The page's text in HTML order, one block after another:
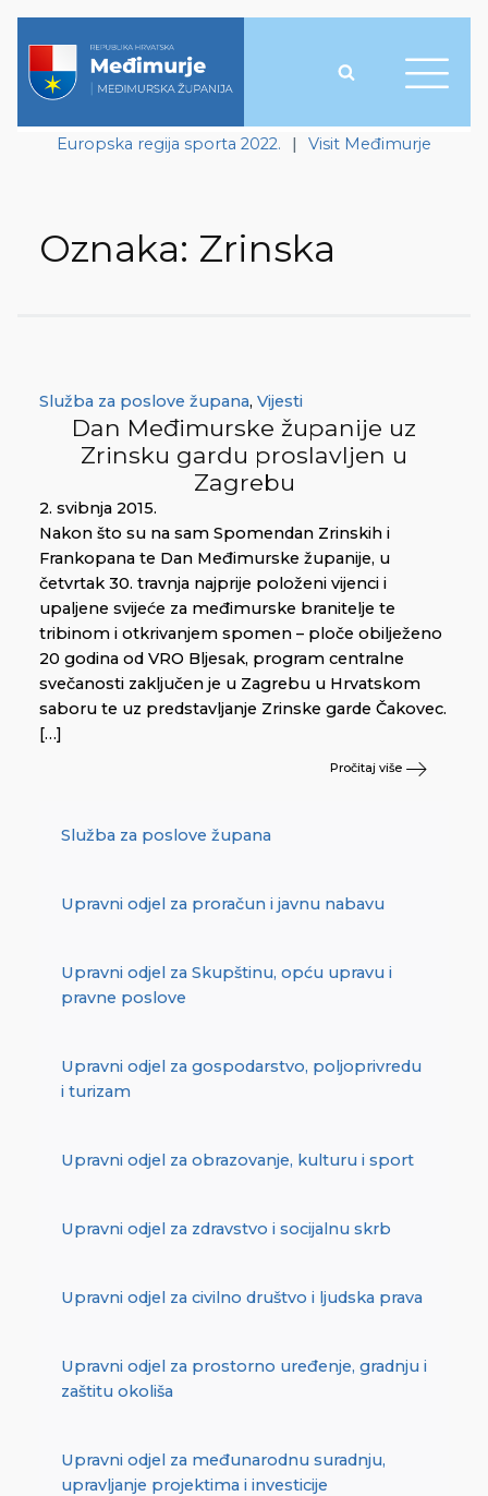
Europska regija sporta 2022. | Visit Međimurje
Oznaka: Zrinska
Služba za poslove župana, Vijesti
Dan Međimurske županije uz
Zrinsku gardu proslavljen u
Zagrebu
2. svibnja 2015.
Nakon što su na sam Spomendan Zrinskih i
Frankopana te Dan Međimurske županije, u
četvrtak 30. travnja najprije položeni vijenci i
upaljene svijeće za međimurske branitelje te
tribinom i otkrivanjem spomen – ploče obilježeno
20 godina od VRO Bljesak, program centralne
svečanosti zaključen je u Zagrebu u Hrvatskom
saboru te uz predstavljanje Zrinske garde Čakovec.
[…]
Pročitaj više
Služba za poslove župana
Upravni odjel za proračun i javnu nabavu
Upravni odjel za Skupštinu, opću upravu i
pravne poslove
Upravni odjel za gospodarstvo, poljoprivredu
i turizam
Upravni odjel za obrazovanje, kulturu i sport
Upravni odjel za zdravstvo i socijalnu skrb
Upravni odjel za civilno društvo i ljudska prava
Upravni odjel za prostorno uređenje, gradnju i
zaštitu okoliša
Upravni odjel za međunarodnu suradnju,
upravljanje projektima i investicije